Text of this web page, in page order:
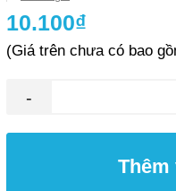
10.100₫
(Giá trên chưa có bao
-
Thêm